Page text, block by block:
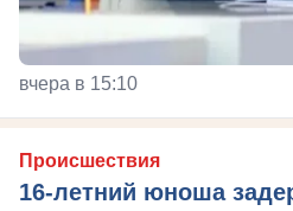
вчера в 15:10
Происшествия
16-летний юноша